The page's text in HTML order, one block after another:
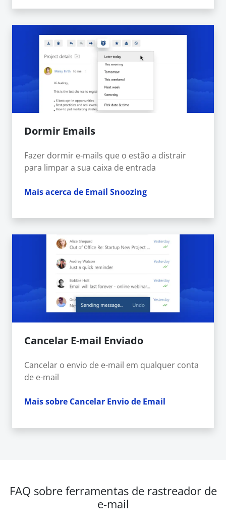
Dormir Emails
Fazer dormir e-mails que o estão a distrair
para limpar a sua caixa de entrada
Mais acerca de Email Snoozing
Cancelar E-mail Enviado
Cancelar o envio de e-mail em qualquer conta
de e-mail
Mais sobre Cancelar Envio de Email
FAQ sobre ferramentas de rastreador de
e-mail